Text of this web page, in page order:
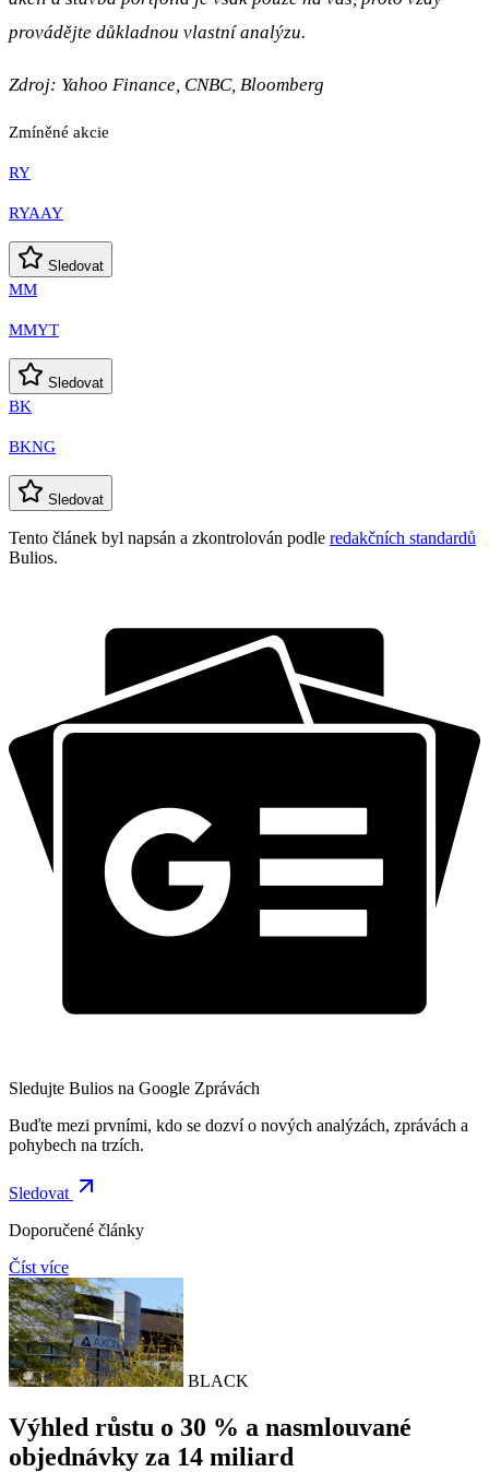
provádějte důkladnou vlastní analýzu.
Zdroj: Yahoo Finance, CNBC, Bloomberg
Zmíněné akcie
RY
RYAAY
Sledovat
MM
MMYT
Sledovat
BK
BKNG
Sledovat
Tento článek byl napsán a zkontrolován podle redakčních standardů
Bulios.
Sledujte Bulios na Google Zprávách
Buďte mezi prvními, kdo se dozví o nových analýzách, zprávách a
pohybech na trzích.
Sledovat
Doporučené články
Číst více
BLACK
Výhled růstu o 30 % a nasmlouvané
objednávky za 14 miliard